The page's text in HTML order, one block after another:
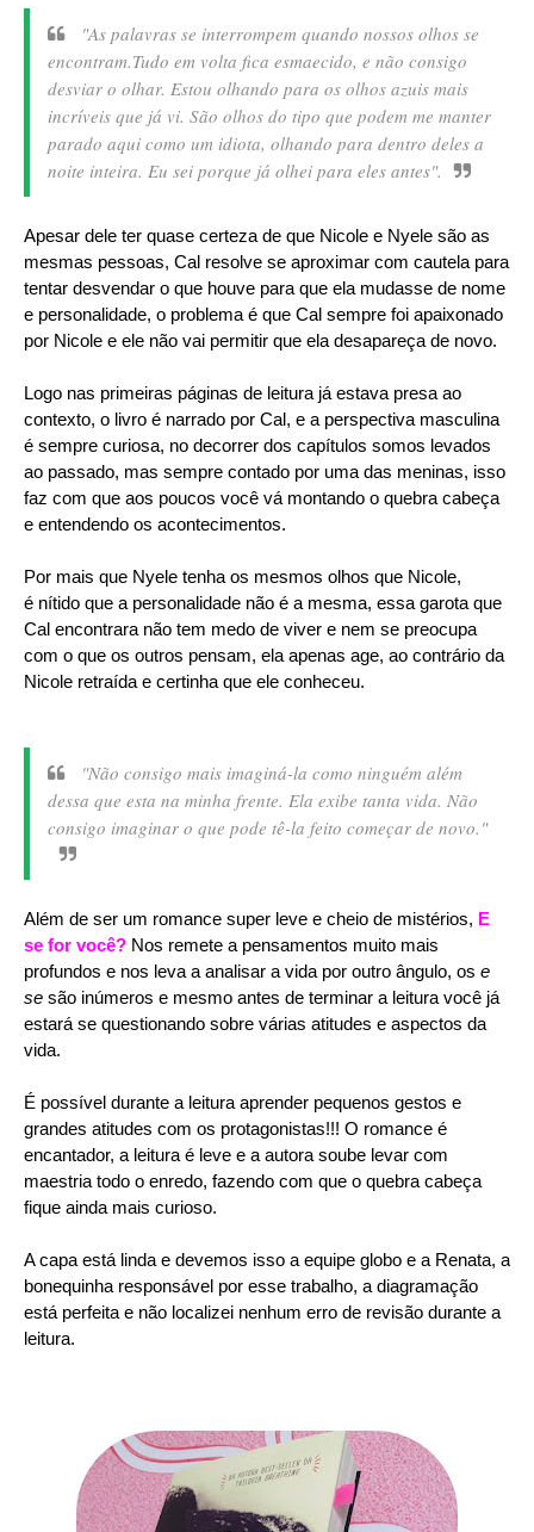
"As palavras se interrompem quando nossos olhos se
encontram.Tudo em volta fica esmaecido, e não consigo
desviar o olhar. Estou olhando para os olhos azuis mais
incríveis que já vi. São olhos do tipo que podem me manter
parado aqui como um idiota, olhando para dentro deles a
noite inteira. Eu sei porque já olhei para eles antes".
Apesar dele ter quase certeza de que Nicole e Nyele são as
mesmas pessoas, Cal resolve se aproximar com cautela para
tentar desvendar o que houve para que ela mudasse de nome
e personalidade, o problema é que Cal sempre foi apaixonado
por Nicole e ele não vai permitir que ela desapareça de novo.
Logo nas primeiras páginas de leitura já estava presa ao
contexto, o livro é narrado por Cal, e a perspectiva masculina
é sempre curiosa, no decorrer dos capítulos somos levados
ao passado, mas sempre contado por uma das meninas, isso
faz com que aos poucos você vá montando o quebra cabeça
e entendendo os acontecimentos.
Por mais que Nyele tenha os mesmos olhos que Nicole,
é nítido que a personalidade não é a mesma, essa garota que
Cal encontrara não tem medo de viver e nem se preocupa
com o que os outros pensam, ela apenas age, ao contrário da
Nicole retraída e certinha que ele conheceu.
"Não consigo mais imaginá-la como ninguém além
dessa que esta na minha frente. Ela exibe tanta vida. Não
consigo imaginar o que pode tê-la feito começar de novo."
Além de ser um romance super leve e cheio de mistérios, E
se for você? Nos remete a pensamentos muito mais
profundos e nos leva a analisar a vida por outro ângulo, os e
se são inúmeros e mesmo antes de terminar a leitura você já
estará se questionando sobre várias atitudes e aspectos da
vida.
É possível durante a leitura aprender pequenos gestos e
grandes atitudes com os protagonistas!!! O romance é
encantador, a leitura é leve e a autora soube levar com
maestria todo o enredo, fazendo com que o quebra cabeça
fique ainda mais curioso.
A capa está linda e devemos isso a equipe globo e a Renata, a
bonequinha responsável por esse trabalho, a diagramação
está perfeita e não localizei nenhum erro de revisão durante a
leitura.